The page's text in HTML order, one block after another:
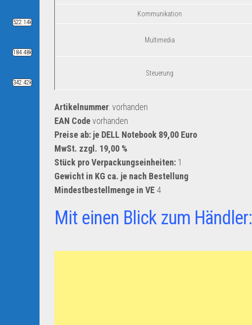
Kommunikation
Multimedia
Steuerung
Artikelnummer: vorhanden
EAN Codevorhanden
Preise ab: je DELL Notebook 89,00 Euro
MwSt. zzgl. 19,00 %
Stück pro Verpackungseinheiten: 1
Gewicht in KG ca. je nach Bestellung
Mindestbestellmenge in VE 4
Mit einen Blick zum Händler:
522.14k
184.48k
342.42k